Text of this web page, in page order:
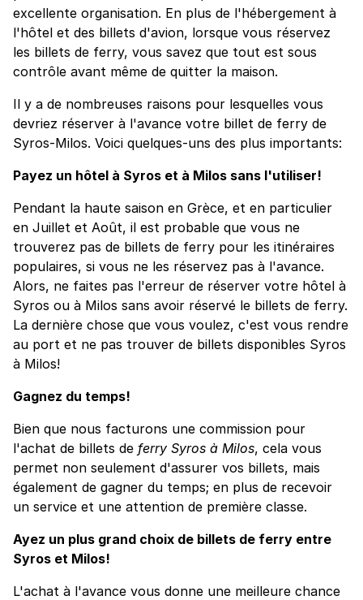
excellente organisation. En plus de l'hébergement à
l'hôtel et des billets d'avion, lorsque vous réservez
les billets de ferry, vous savez que tout est sous
contrôle avant même de quitter la maison.
Il y a de nombreuses raisons pour lesquelles vous
devriez réserver à l'avance votre billet de ferry de
Syros-Milos. Voici quelques-uns des plus importants:
Payez un hôtel à Syros et à Milos sans l'utiliser!
Pendant la haute saison en Grèce, et en particulier
en Juillet et Août, il est probable que vous ne
trouverez pas de billets de ferry pour les itinéraires
populaires, si vous ne les réservez pas à l'avance.
Alors, ne faites pas l'erreur de réserver votre hôtel à
Syros ou à Milos sans avoir réservé le billets de ferry.
La dernière chose que vous voulez, c'est vous rendre
au port et ne pas trouver de billets disponibles Syros
à Milos!
Gagnez du temps!
Bien que nous facturons une commission pour
l'achat de billets de ferry Syros à Milos, cela vous
permet non seulement d'assurer vos billets, mais
également de gagner du temps; en plus de recevoir
un service et une attention de première classe.
Ayez un plus grand choix de billets de ferry entre
Syros et Milos!
L'achat à l'avance vous donne une meilleure chance